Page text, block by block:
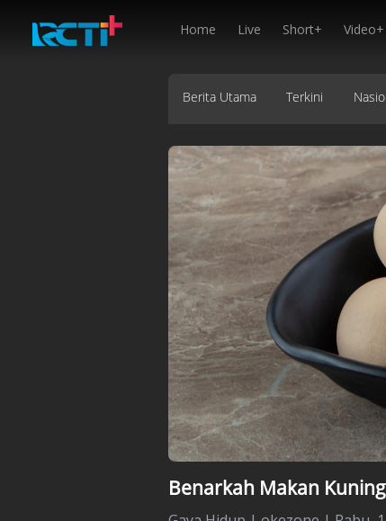
Home Live Short+ Video+
Berita Utama Terkini
Benarkah Makan